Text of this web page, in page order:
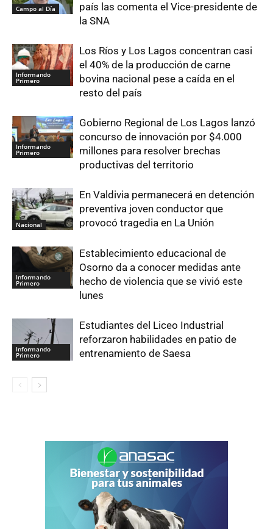
Campo al Día
país las comenta el Vice-presidente de
la SNA
Informando
Primero
Los Ríos y Los Lagos concentran casi
el 40% de la producción de carne
bovina nacional pese a caída en el
resto del país
Informando
Primero
Gobierno Regional de Los Lagos lanzó
concurso de innovación por $4.000
millones para resolver brechas
productivas del territorio
Nacional
En Valdivia permanecerá en detención
preventiva joven conductor que
provocó tragedia en La Unión
Informando
Primero
Establecimiento educacional de
Osorno da a conocer medidas ante
hecho de violencia que se vivió este
lunes
Informando
Primero
Estudiantes del Liceo Industrial
reforzaron habilidades en patio de
entrenamiento de Saesa